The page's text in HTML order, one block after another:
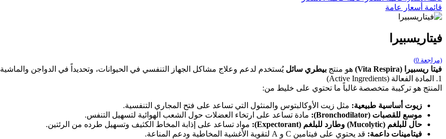
قائمة أسعار عامة
فيتاريسبيرا
(مراجعة 0)
فيتا ريسبيرا (Vita Respira) هو منتج بيطري سائل يُستخدم لدعم وعلاج مشاكل الجهاز التنفسي في الحيوانات، وتحديداً في الدواجن والماشية
1. المادة الفعالة (Active Ingredients)
المنتج هو تركيبة متخصصة غالباً ما تحتوي على خليط من:
زيوت أساسية طبيعية: مثل زيت الأوكالبتوس والمنثول التي تساعد على فتح المجاري التنفسية.
موسع للقصبات (Bronchodilator):
مادة تساعد على ارتخاء العضلات حول الشعب الهوائية لتسهيل التنفس.
حال للبلغم (Mucolytic) وطارد للبلغم (Expectorant):
مواد تساعد على إذابة المخاط الكثيف وتسهيل طرده من الرئتين.
فيتامينات داعمة: قد يحتوي على فيتامين C و A لتقوية الأغشية المخاطية ودعم المناعة.